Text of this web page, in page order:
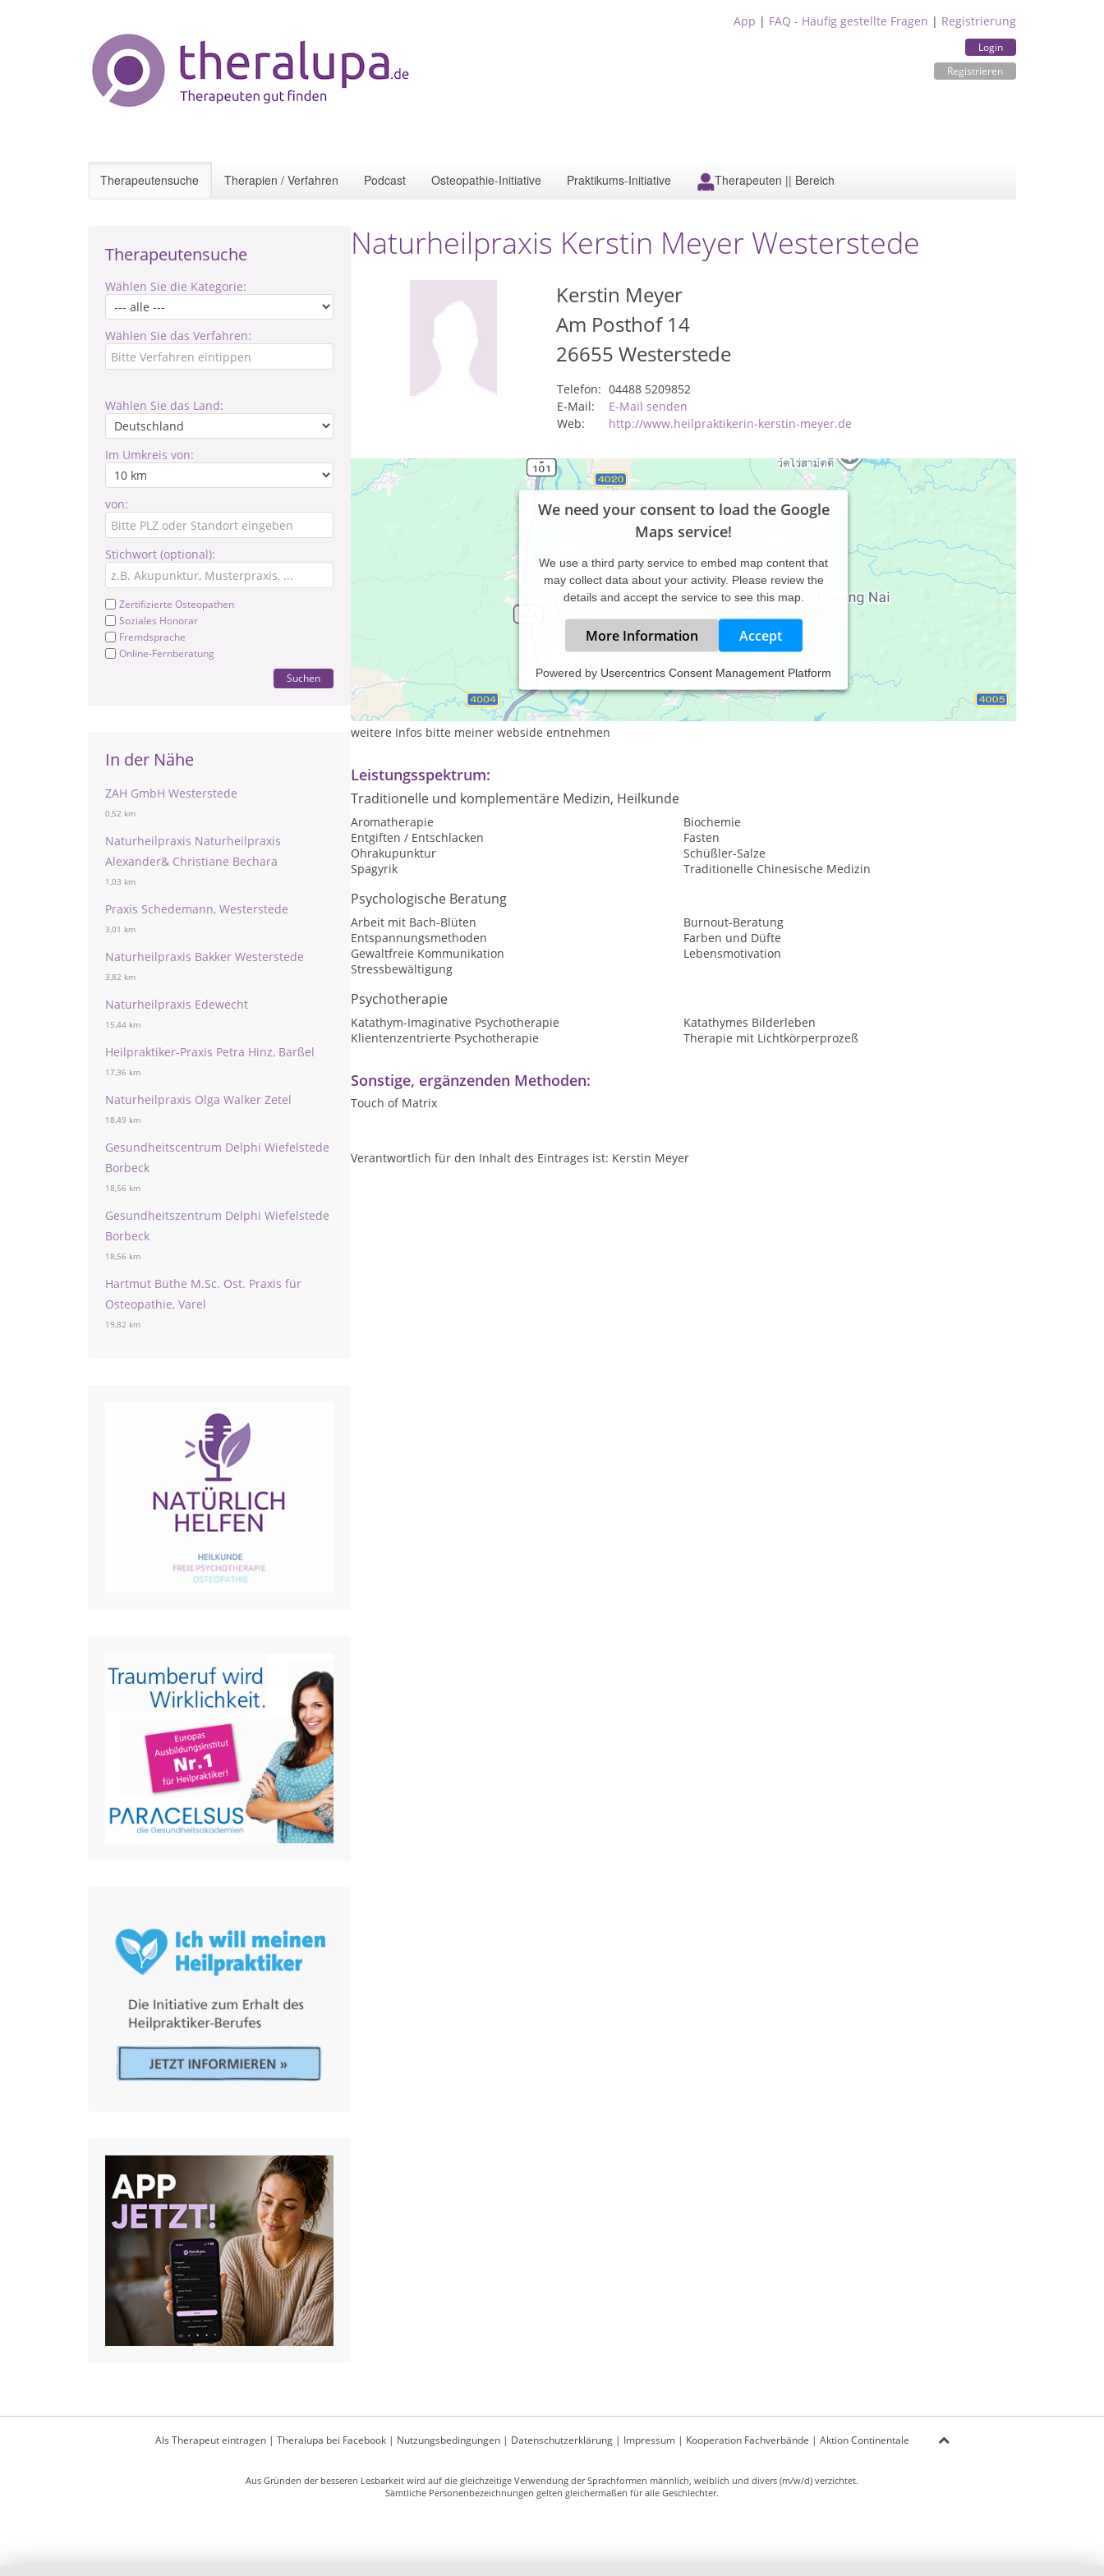
App | FAQ - Häufig gestellte Fragen | Registrierung
Login
Registrieren
Therapeutensuche Therapien / Verfahren Podcast Osteopathie-Initiative Praktikums-Initiative Therapeuten || Bereich
Therapeutensuche
Wählen Sie die Kategorie:
Wählen Sie das Verfahren:
Wählen Sie das Land:
Im Umkreis von:
von:
Stichwort (optional):
Zertifizierte Osteopathen
Soziales Honorar
Fremdsprache
Online-Fernberatung
Suchen
In der Nähe
ZAH GmbH Westerstede
0,52 km
Naturheilpraxis Naturheilpraxis
Alexander& Christiane Bechara
1,03 km
Praxis Schedemann, Westerstede
3,01 km
Naturheilpraxis Bakker Westerstede
3,82 km
Naturheilpraxis Edewecht
15,44 km
Heilpraktiker-Praxis Petra Hinz, Barßel
17,36 km
Naturheilpraxis Olga Walker Zetel
18,49 km
Gesundheitscentrum Delphi Wiefelstede
Borbeck
18,56 km
Gesundheitszentrum Delphi Wiefelstede
Borbeck
18,56 km
Hartmut Büthe M.Sc. Ost. Praxis für
Osteopathie, Varel
19,82 km
Naturheilpraxis Kerstin Meyer Westerstede
Kerstin Meyer
Am Posthof 14
26655 Westerstede
Telefon: 04488 5209852
E-Mail:
E-Mail senden
Web:
http://www.heilpraktikerin-kerstin-meyer.de
We need your consent to load the Google
Maps service!
We use a third party service to embed map content that
may collect data about your activity. Please review the
details and accept the service to see this map.
More Information Accept
Powered by Usercentrics Consent Management Platform
Heilung genießen, sanft genesen
weitere Infos bitte meiner webside entnehmen
Leistungsspektrum:
Traditionelle und komplementäre Medizin, Heilkunde
Aromatherapie
Biochemie
Entgiften / Entschlacken
Fasten
Ohrakupunktur
Schüßler-Salze
Spagyrik
Traditionelle Chinesische Medizin
Psychologische Beratung
Arbeit mit Bach-Blüten
Burnout-Beratung
Entspannungsmethoden
Farben und Düfte
Gewaltfreie Kommunikation
Lebensmotivation
Stressbewältigung
Psychotherapie
Katathym-Imaginative Psychotherapie
Katathymes Bilderleben
Klientenzentrierte Psychotherapie
Therapie mit Lichtkörperprozeß
Sonstige, ergänzenden Methoden:
Touch of Matrix
Verantwortlich für den Inhalt des Eintrages ist: Kerstin Meyer
Als Therapeut eintragen| Theralupa bei Facebook| Nutzungsbedingungen| Datenschutzerklärung| Impressum| Kooperation Fachverbände | Aktion Continentale
Aus Gründen der besseren Lesbarkeit wird auf die gleichzeitige Verwendung der Sprachformen männlich, weiblich und divers (m/w/d) verzichtet.
Sämtliche Personenbezeichnungen gelten gleichermaßen für alle Geschlechter.